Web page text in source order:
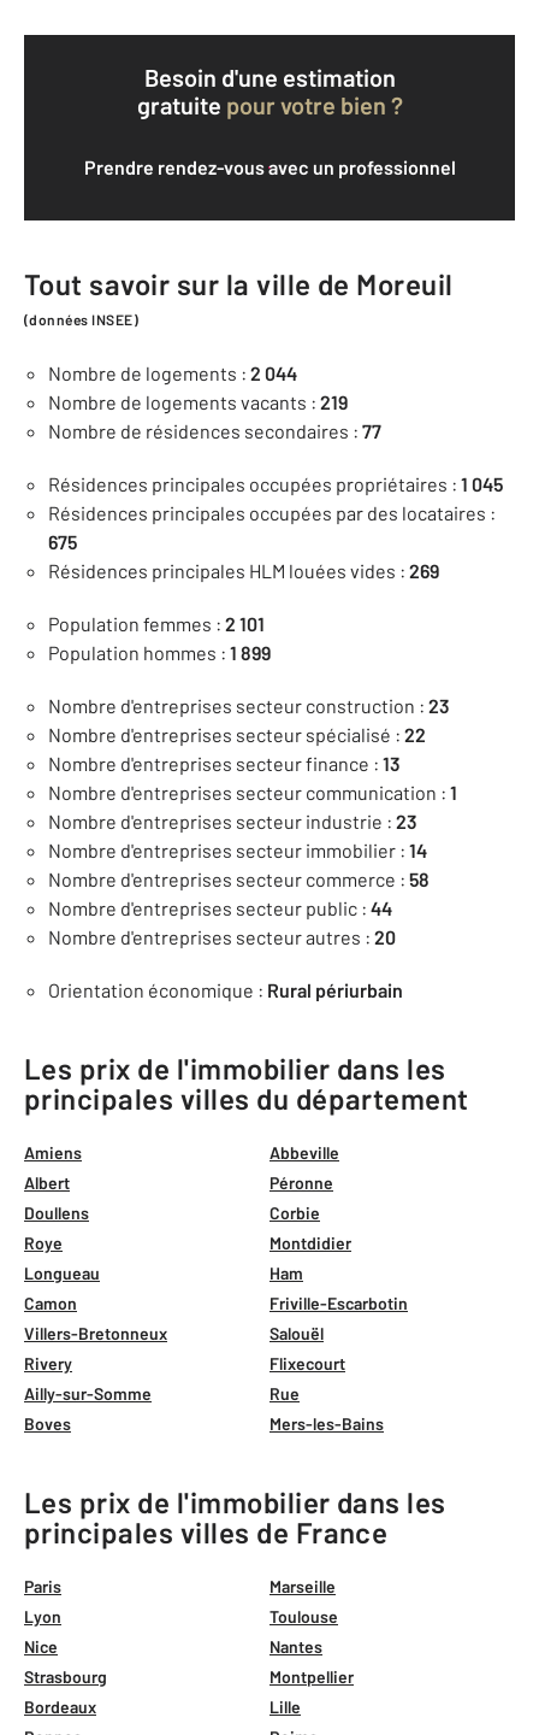
Besoin d'une estimation
gratuite pour votre bien ?
Prendre rendez-vous avec un professionnel
Tout savoir sur la ville de Moreuil
(données INSEE)
Nombre de logements : 2 044
Nombre de logements vacants : 219
Nombre de résidences secondaires : 77
Résidences principales occupées propriétaires : 1 045
Résidences principales occupées par des locataires :
675
Résidences principales HLM louées vides : 269
Population femmes : 2 101
Population hommes : 1 899
Nombre d'entreprises secteur construction : 23
Nombre d'entreprises secteur spécialisé : 22
Nombre d'entreprises secteur finance : 13
Nombre d'entreprises secteur communication : 1
Nombre d'entreprises secteur industrie : 23
Nombre d'entreprises secteur immobilier : 14
Nombre d'entreprises secteur commerce : 58
Nombre d'entreprises secteur public : 44
Nombre d'entreprises secteur autres : 20
Orientation économique : Rural périurbain
Les prix de l'immobilier dans les
principales villes du département
Amiens
Abbeville
Albert
Péronne
Doullens
Corbie
Roye
Montdidier
Longueau
Ham
Camon
Friville-Escarbotin
Villers-Bretonneux
Salouël
Rivery
Flixecourt
Ailly-sur-Somme
Rue
Boves
Mers-les-Bains
Les prix de l'immobilier dans les
principales villes de France
Paris
Marseille
Lyon
Toulouse
Nice
Nantes
Strasbourg
Montpellier
Bordeaux
Lille